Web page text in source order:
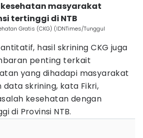
kesehatan masyarakat
tertinggi di NTB
Gratis (CKG) (IDNTimes/Tunggul
hasil skrining CKG juga
penting terkait
yang dihadapi masyarakat
data skrining, kata Fikri,
kesehatan dengan
di Provinsi NTB.